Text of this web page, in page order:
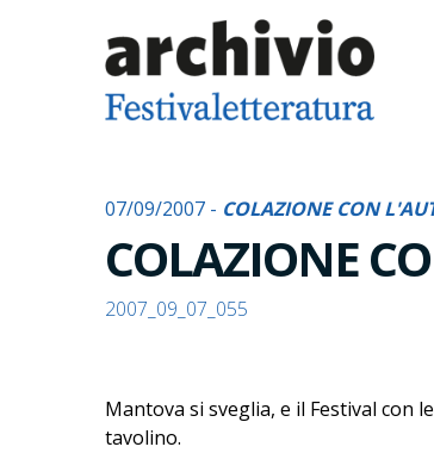
07/09/2007 - COLAZIONE CON
COLAZIONE
2007_09_07_055
Mantova si sveglia, e il Festival con
tavolino.